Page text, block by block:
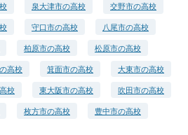
泉大津市の高校
交野市の高校
守口市の高校
八尾市の高校
柏原市の高校
松原市の高校
高校 箕面市の高校
大東市の高校
校 東大阪市の高校
吹田市の高校
枚方市の高校 豊中市の高校